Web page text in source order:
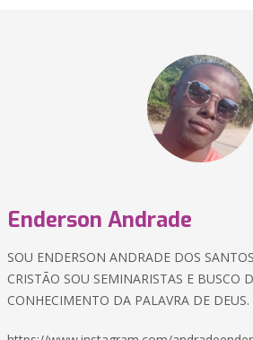
Enderson Andrade
SOU ENDERSON ANDRADE DOS
CRISTÃO SOU SEMINARISTAS E BUSCO
CONHECIMENTO DA PALAVRA DE DEUS.